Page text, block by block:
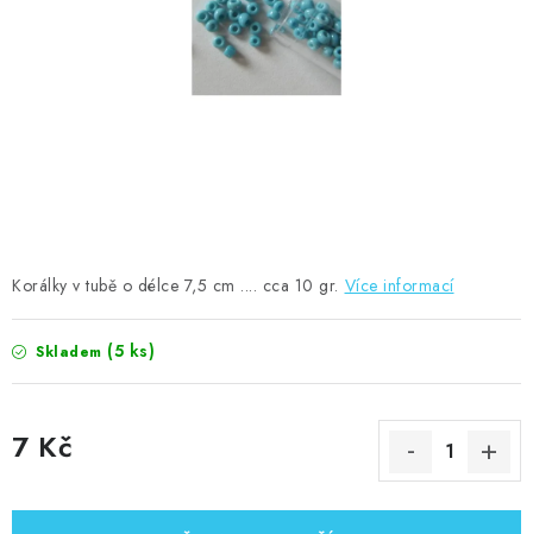
Korálky v tubě o délce 7,5 cm .... cca 10 gr. Více informací
Skladem (5 ks)
7 Kč